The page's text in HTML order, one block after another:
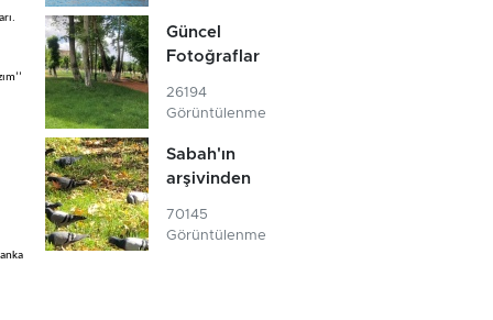
Güncel
Fotoğraflar
26194
Görüntülenme
Sabah'ın
arşivinden
70145
Görüntülenme